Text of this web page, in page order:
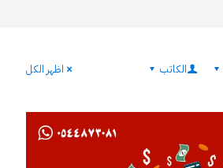
الكاتب اظهر الكل